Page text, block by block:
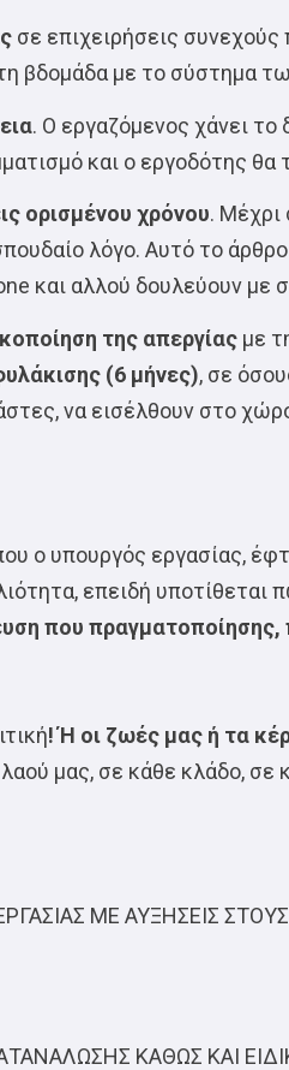
σε επιχειρήσεις
βδομάδα με το σύστημα
. Ο εργαζόμενος χάνει το
και ο εργοδότης θα
ορισμένου χρόνου. Μέχρι
λόγο. Αυτό το
και αλλού δουλεύουν με
της απεργίας με
(6 μήνες), σε
να εισέλθουν στο
ο υπουργός εργασίας,
επειδή υποτίθεται
που
! Ή οι ζωές μας ή τα
μας, σε κάθε κλάδο, σε
ΜΕ ΑΥΞΗΣΕΙΣ
ΚΑΘΩΣ ΚΑΙ